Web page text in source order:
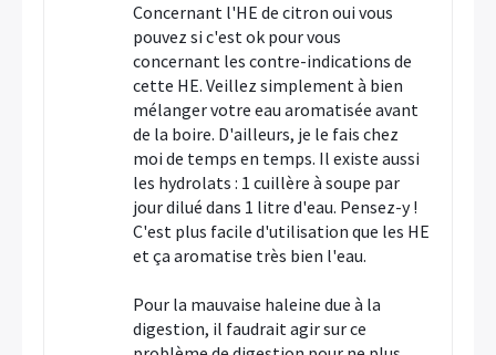
Concernant l'HE de citron oui vous
pouvez si c'est ok pour vous
concernant les contre-indications de
cette HE. Veillez simplement à bien
mélanger votre eau aromatisée avant
de la boire. D'ailleurs, je le fais chez
moi de temps en temps. Il existe aussi
les hydrolats : 1 cuillère à soupe par
jour dilué dans 1 litre d'eau. Pensez-y !
C'est plus facile d'utilisation que les HE
et ça aromatise très bien l'eau.
Pour la mauvaise haleine due à la
digestion, il faudrait agir sur ce